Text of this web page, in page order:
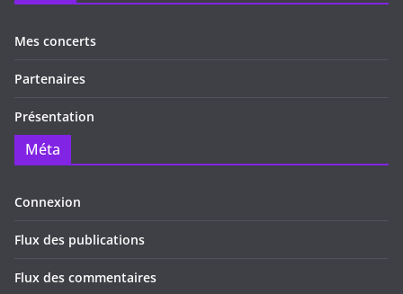
Mes concerts
Partenaires
Présentation
Méta
Connexion
Flux des publications
Flux des commentaires